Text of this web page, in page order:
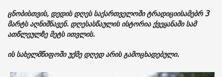
ცნობისთვის, დედის დღეს საქართველოში ტრადიციისამებრ 3
მარტს აღნიშნავენ. დღესასწაულის ისტორია ქვეყანაში სამ
ათწლეულზე მეტს ითვლის.
ის სახელმწიფოში უქმე დღედ არის გამოცხადებული.